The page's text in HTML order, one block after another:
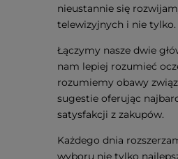
nieustannie się
telewizyjnych i nie tylko.
Łączymy nasze dwie
nam lepiej rozumieć
rozumiemy obawy
sugestie oferując
satysfakcji z zakupów.
Każdego dnia
wyboru nie tylko